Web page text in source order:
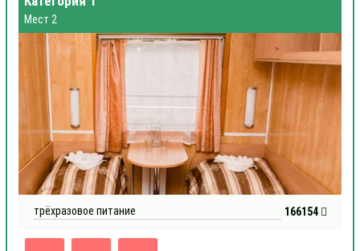
Мест 2
трёхразовое питание 166154